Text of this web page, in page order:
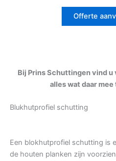
Offerte
Bij Prins Schuttingen vind
alles wat daar
Blukhutprofiel schutting
Een blokhutprofiel schutting is
de houten planken zijn